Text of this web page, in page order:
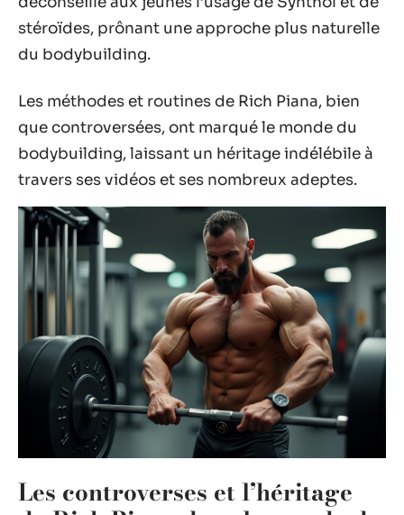
stéroïdes, prônant une approche plus naturelle
du bodybuilding.
Les méthodes et routines de Rich Piana, bien
que controversées, ont marqué le monde du
bodybuilding, laissant un héritage indélébile à
travers ses vidéos et ses nombreux adeptes.
Les controverses et l’héritage